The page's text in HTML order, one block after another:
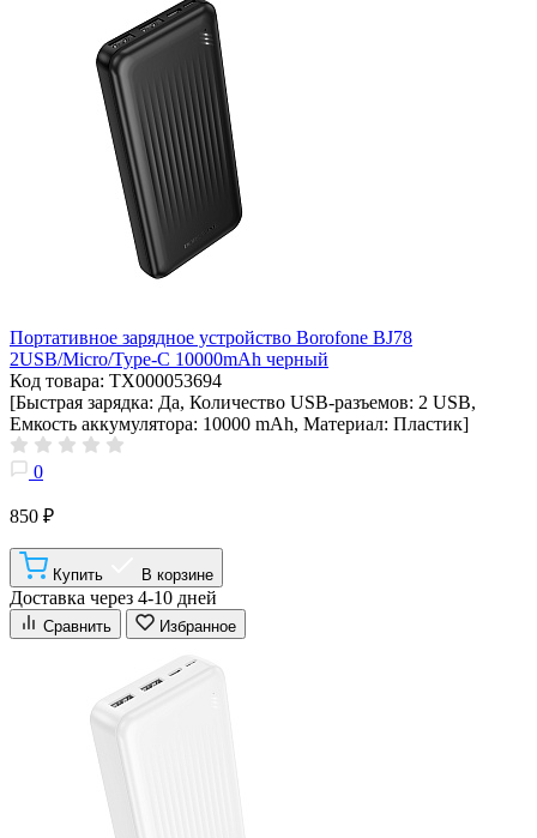
Портативное зарядное устройство Borofone BJ78
2USB/Micro/Type-C 10000mAh черный
Код товара: ТХ000053694
[Быстрая зарядка: Да, Количество USB-разъемов: 2 USB,
Емкость аккумулятора: 10000 mAh, Материал: Пластик]
0
850 ₽
Купить В корзине
Доставка через 4-10 дней
Сравнить Избранное